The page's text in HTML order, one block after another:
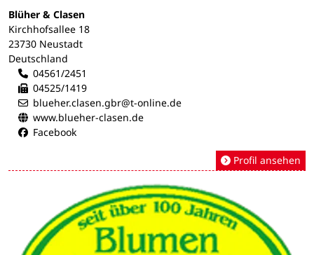
Blüher & Clasen
Kirchhofsallee 18
23730 Neustadt
Deutschland
04561/2451
04525/1419
blueher.clasen.gbr@t-online.de
www.blueher-clasen.de
Facebook
Profil ansehen